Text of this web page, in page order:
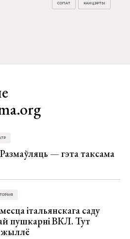
СОПАТ КАНЦЭРТЫ
— гэта таксама
італьянскага саду
пушкарні ВКЛ. Тут
жыллё